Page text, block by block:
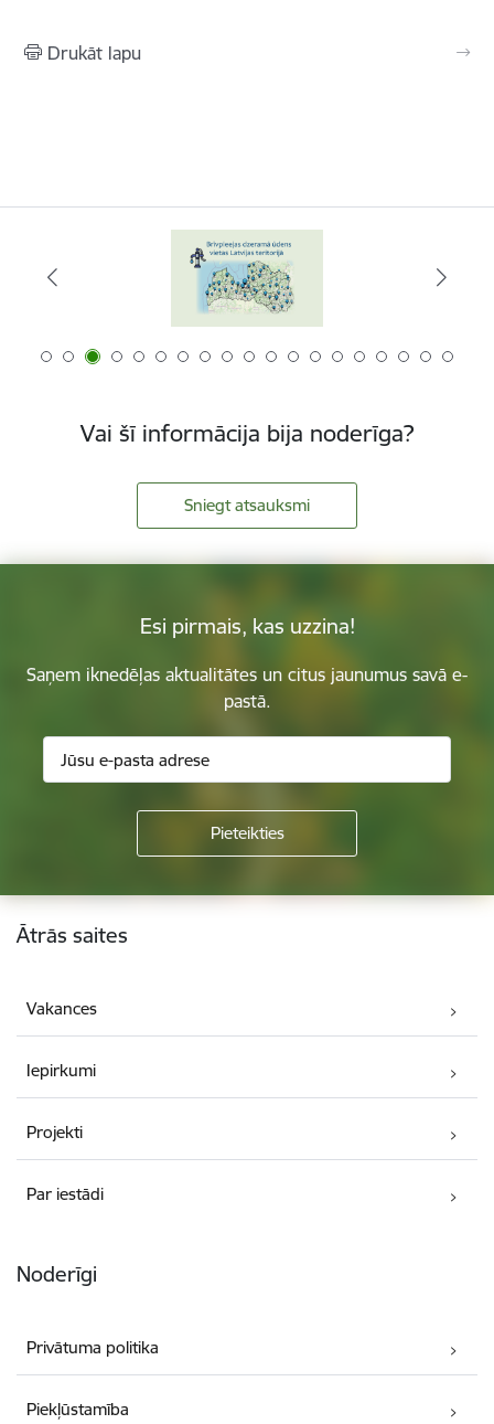
Drukāt lapu
Vai šī informācija bija noderīga?
Sniegt atsauksmi
Esi pirmais, kas uzzina!
Saņem iknedēļas aktualitātes un citus jaunumus savā e-
pastā.
Kājene
Ātrās saites
Vakances
Iepirkumi
Projekti
Par iestādi
Noderīgi
Privātuma politika
Piekļūstamība